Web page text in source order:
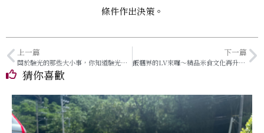
條件作出決策。
上一篇
關於驗光的那些大小事，你知道驗光師有多重要嗎？
下一篇
飯糰界的LV來囉～精品米食文化再升級！
猜你喜歡